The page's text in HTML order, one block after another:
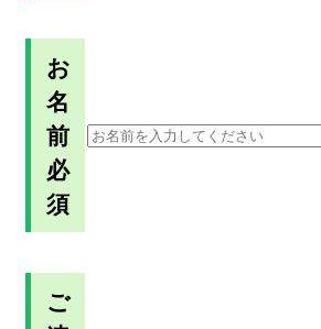
お
名
前
必
須
ご